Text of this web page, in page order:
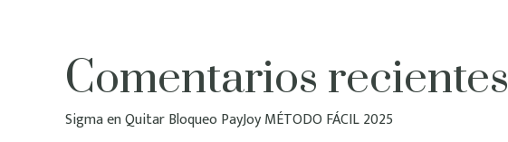
Comentarios recientes
SigmaenQuitar Bloqueo PayJoy MÉTODO FÁCIL 2025